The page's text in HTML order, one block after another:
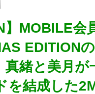
】MOBILE会
EDITION
真緒と美月が
を結成した